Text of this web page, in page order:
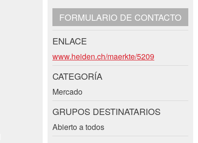
FORMULARIO DE CONTACTO
ENLACE
www.heiden.ch/maerkte/5209
CATEGORÍA
Mercado
GRUPOS DESTINATARIOS
Abierto a todos